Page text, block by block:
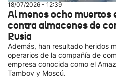
18/07/2026 - 12:39
Al menos ocho muertos
contra almacenes de
Rusia
Además, han resultado heridos
operarios de la compañía de
empresa conocida como el
Tambov y Moscú.